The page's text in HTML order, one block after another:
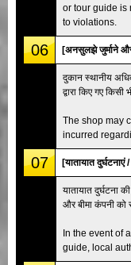
or tour guide is
to violations.
06 [अनसुलझे जुर्माने
दुकान स्थानीय
द्वारा किए गए
The shop may
incurred
07 [यातायात
यातायात दुर्घटना
और बीमा कंपनी को
In the event of
guide, local